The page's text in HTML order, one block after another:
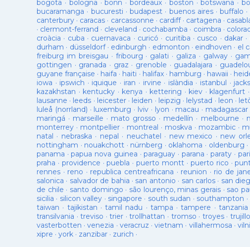
bogota · bologna ·bonn ·bordeaux · boston ·botswana ·
bucaramanga · bucuresti · budapest · buenos aires·buffalo ·
canterbury · caracas · carcassonne · cardiff· cartagena ·
· clermont-ferrand · cleveland · cochabamba · coimbra ·
croàcia · cuba · cuernavaca · curicó · curitiba · cusco · dakar ·
durham · düsseldorf· edinburgh · edmonton · eindhoven · el
freiburg im breisgau · fribourg · galati · galiza · galway·
gottingen · granada · graz · grenoble · guadalajara ·
guyane française · haifa · haiti · halifax· hamburg · hawaii ·
iowa · ipswich · iquique · iran · irvine · islàndia · istanbul ·
kazakhstan · kentucky · kenya · kettering · kiev · klagenfurt ·
lausanne · leeds · leicester· leiden · leipzig · lelystad · leon ·
luleå (norrland) · luxemburg · lviv · lyon · macau · madagascar
maringá · marseille · mato grosso · medellín · melbourne ·
monterrey · montpellier · montreal · moskva · mozambic ·
natal · nebraska · nepal · neuchatel · new mexico · new
nottingham · nouakchott · nürnberg · oklahoma · oldenburg ·
panama ·papua nova guinea ·paraguay · parana ·paraty ·
praha · providence ·puebla ·puerto montt · puerto rico ·
rennes · reno · republica centreafricana · reunion · rio de
salonica · salvador de bahia · san antonio · san carlos · san
de chile · santo domingo · são lourenço, minas gerais· sao
sicilia · silicon valley · singapore · south sudan · southampton ·
taiwan · tajikistan ·tamil nadu · tampa ·tampere · tanzania
transilvania ·treviso ·trier ·trollhattan · tromso · troyes· trujillo
vasterbotten ·venezia · veracruz ·vietnam · villahermosa ·
xipre · york · zanzibar · zurich ·